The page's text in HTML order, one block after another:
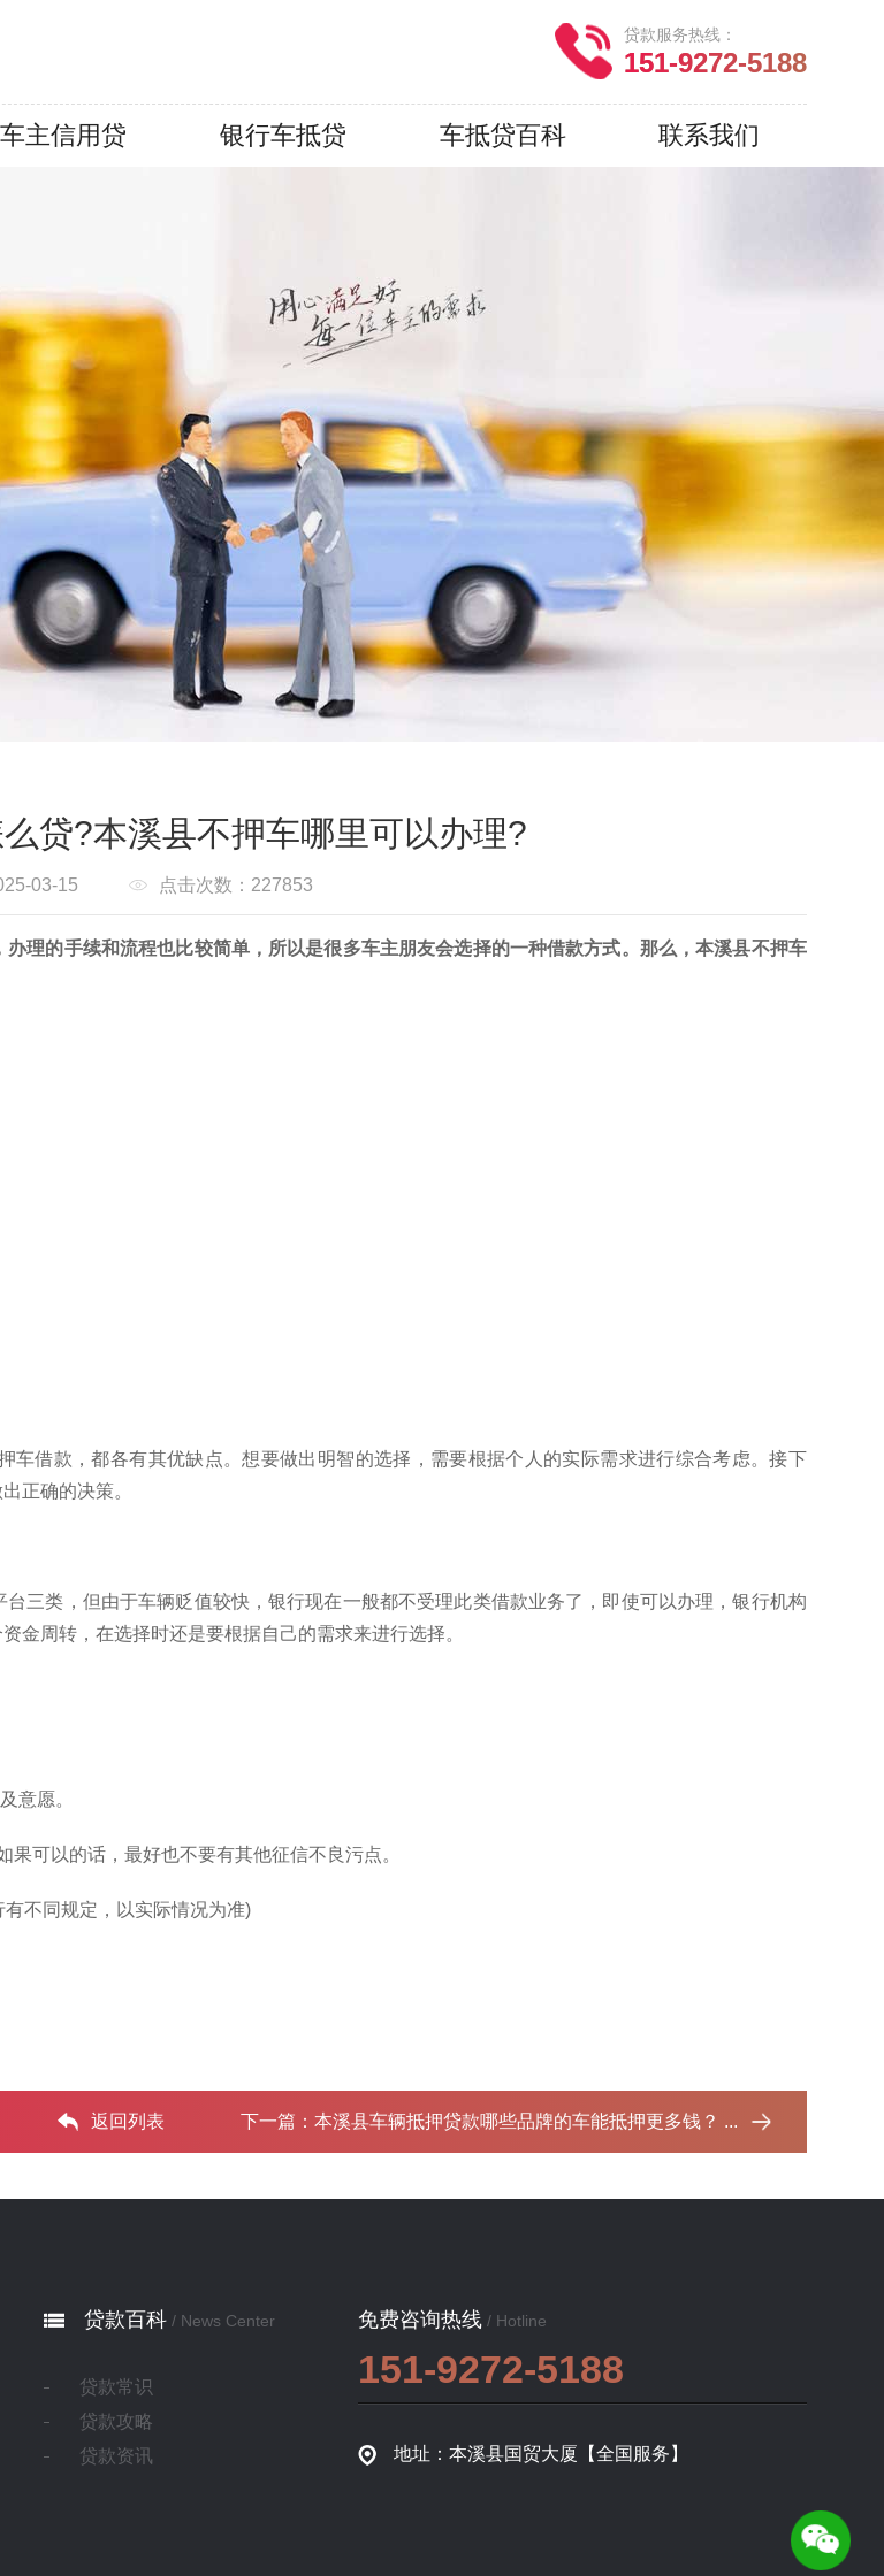
贷款服务热线：
151-9272-5188
车主信用贷 银行车抵贷 车抵贷百科 联系我们
贷?本溪县不押车哪里可以办理?
03-15 点击次数：227853
理的手续和流程也比较简单，所以是很多车主朋友会选择的一种借款方式。那么，本溪县不押车
借款，都各有其优缺点。想要做出明智的选择，需要根据个人的实际需求进行综合考虑。接下
正确的决策。
三类，但由于车辆贬值较快，银行现在一般都不受理此类借款业务了，即使可以办理，银行机构
金周转，在选择时还是要根据自己的需求来进行选择。
意愿。
可以的话，最好也不要有其他征信不良污点。
不同规定，以实际情况为准)
返回列表 下一篇： 本溪县车辆抵押贷款哪些品牌的车能抵押更多钱？ ...‌
免费咨询热线 / Hotline
151-9272-5188
地址：本溪县国贸大厦【全国服务】
贷款百科/ News Center
贷款常识
贷款攻略
贷款资讯